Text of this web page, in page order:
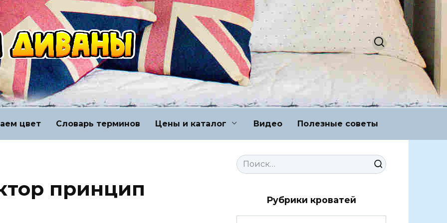
цвет Словарь терминов Цены и каталог Видео Полезные советы
принцип
Search
for:
Рубрики кроватей